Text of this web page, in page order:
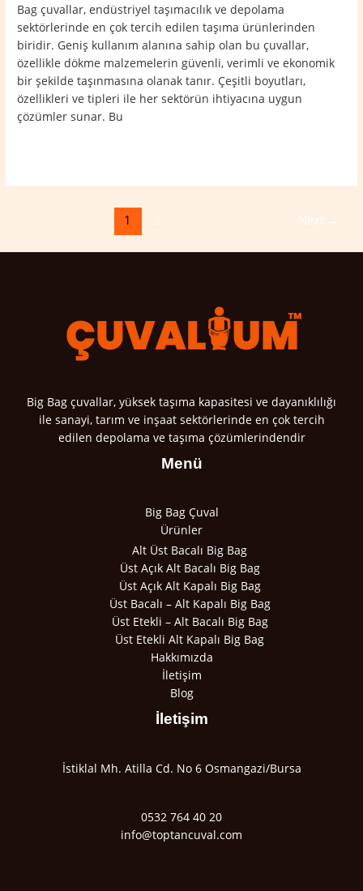
Bag çuvallar, endüstriyel taşımacılık ve depolama
sektörlerinde en çok tercih edilen taşıma ürünlerinden
biridir. Geniş kullanım alanına sahip olan bu çuvallar,
özellikle dökme malzemelerin güvenli, verimli ve ekonomik
bir şekilde taşınmasına olanak tanır. Çeşitli boyutları,
özellikleri ve tipleri ile her sektörün ihtiyacına uygun
çözümler sunar. Bu
1 2 Next →
Big Bag çuvallar, yüksek taşıma kapasitesi ve dayanıklılığı
ile sanayi, tarım ve inşaat sektörlerinde en çok tercih
edilen depolama ve taşıma çözümlerindendir
Menü
Big Bag Çuval
Ürünler
Alt Üst Bacalı Big Bag
Üst Açık Alt Bacalı Big Bag
Üst Açık Alt Kapalı Big Bag
Üst Bacalı – Alt Kapalı Big Bag
Üst Etekli – Alt Bacalı Big Bag
Üst Etekli Alt Kapalı Big Bag
Hakkımızda
İletişim
Blog
İletişim
İstiklal Mh. Atilla Cd. No 6 Osmangazi/Bursa
0532 764 40 20
info@toptancuval.com